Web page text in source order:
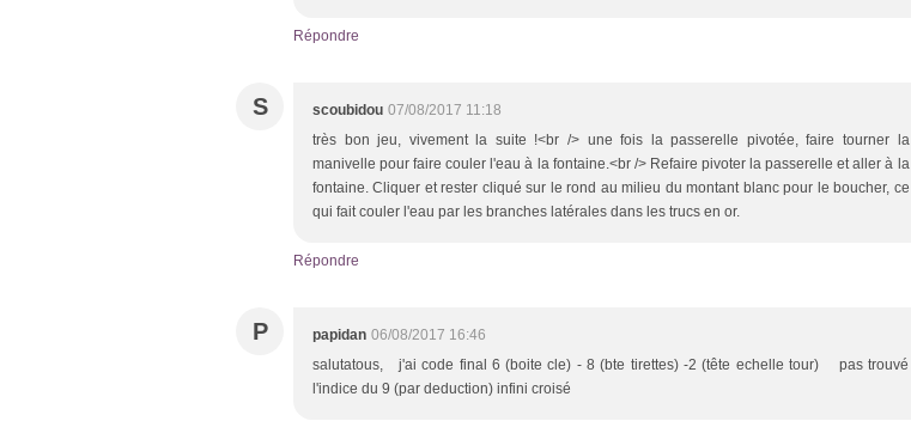
Répondre
S scoubidou 07/08/2017 11:18
très bon jeu, vivement la suite !<br /> une fois la passerelle pivotée, faire tourner la
manivelle pour faire couler l'eau à la fontaine.<br /> Refaire pivoter la passerelle et aller à la
fontaine. Cliquer et rester cliqué sur le rond au milieu du montant blanc pour le boucher, ce
qui fait couler l'eau par les branches latérales dans les trucs en or.
Répondre
P papidan 06/08/2017 16:46
salutatous, j'ai code final 6 (boite cle) - 8 (bte tirettes) -2 (tête echelle tour) pas trouvé
l'indice du 9 (par deduction) infini croisé